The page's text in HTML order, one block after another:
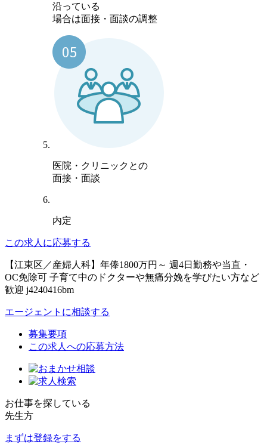
沿っている
場合は面接・面談の調整
医院・クリニックとの
面接・面談
内定
この求人に応募する
【江東区／産婦人科】年俸1800万円～ 週4日勤務や当直・
OC免除可 子育て中のドクターや無痛分娩を学びたい方など
歓迎 j4240416bm
エージェントに相談する
募集要項
この求人への応募方法
お仕事を探している
先生方
まずは登録をする